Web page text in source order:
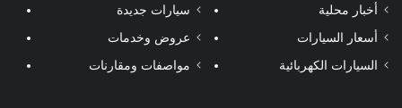
أخبار محلية
أسعار السيارات
السيارات الكهربائية
سيارات جديدة
عروض وخدمات
مواصفات ومقارنات